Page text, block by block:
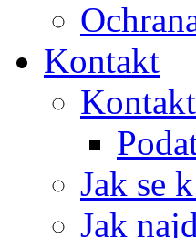
Kontakt
Jak se
Jak